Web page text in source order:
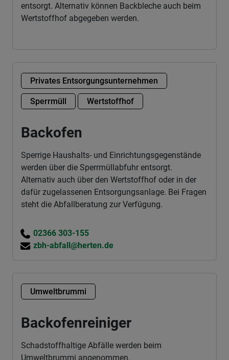
entsorgt. Alternativ können Backbleche auch beim
Wertstoffhof abgegeben werden.
Privates Entsorgungsunternehmen
Sperrmüll Wertstoffhof
Backofen
Sperrige Haushalts- und Einrichtungsgegenstände
werden über die Sperrmüllabfuhr entsorgt.
Alternativ auch über den Wertstoffhof oder in der
dafür zugelassenen Entsorgungsanlage. Bei Fragen
steht die Abfallberatung zur Verfügung.
02366 303-155
zbh-abfall@herten.de
Umweltbrummi
Backofenreiniger
Schadstoffhaltige Abfälle werden beim
Umweltbrummi angenommen.